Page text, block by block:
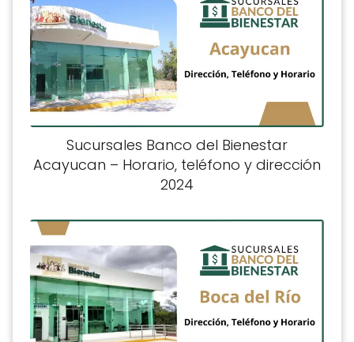
Sucursales Banco del Bienestar
Acayucan – Horario, teléfono y dirección
2024